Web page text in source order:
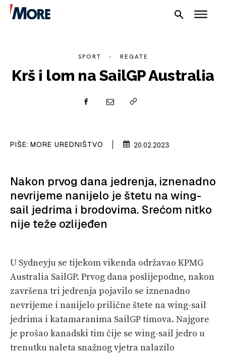
PLOVIDBA
SPIZA
VELIKE PRIČE
SHOP
SPORT REGATE
Krš i lom na SailGP Australia
PIŠE: MORE UREDNIŠTVO 20.02.2023
Nakon prvog dana jedrenja, iznenadno
nevrijeme nanijelo je štetu na wing-
sail jedrima i brodovima. Srećom nitko
nije teže ozlijeđen
U Sydneyju se tijekom vikenda održavao KPMG
Australia SailGP. Prvog dana poslijepodne, nakon
završena tri jedrenja pojavilo se iznenadno
nevrijeme i nanijelo prilične štete na wing-sail
jedrima i katamaranima SailGP timova. Najgore
je prošao kanadski tim čije se wing-sail jedro u
trenutku naleta snažnog vjetra nalazilo